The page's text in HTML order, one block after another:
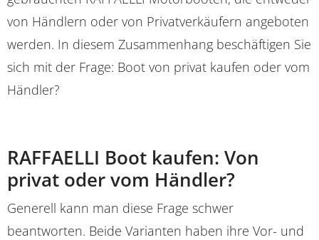
von Händlern oder von Privatverkäufern angeboten
werden. In diesem Zusammenhang beschäftigen Sie
sich mit der Frage: Boot von privat kaufen oder vom
Händler?
RAFFAELLI Boot kaufen: Von
privat oder vom Händler?
Generell kann man diese Frage schwer
beantworten. Beide Varianten haben ihre Vor- und